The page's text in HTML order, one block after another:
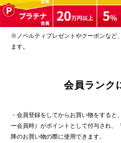
※ノベルティプレゼントやクーポンなど
ます。
会員ランク
・会員登録をしてからお買い物をすると
ー会員時）がポイントとして付与され、
降のお買い物の際に使用できます。